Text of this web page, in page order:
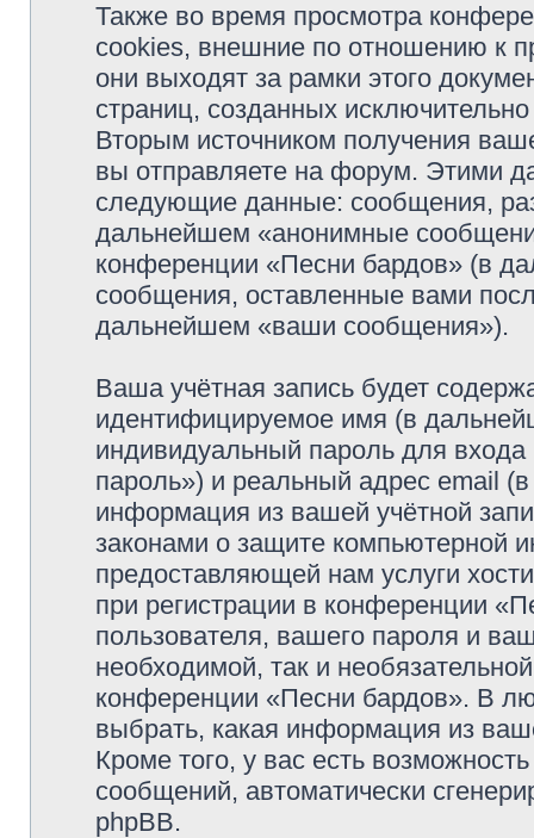
Также во время просмотра
cookies, внешние по отношению к
они выходят за рамки этого
страниц, созданных
Вторым источником получения
вы отправляете на форум. Этими
следующие данные: сообщения,
дальнейшем «анонимные
конференции «Песни бардов» (в
сообщения, оставленные вами
дальнейшем «ваши сообщения»).
Ваша учётная запись будет
идентифицируемое имя (в
индивидуальный пароль для
пароль») и реальный адрес email
информация из вашей учётной
законами о защите компьютерной
предоставляющей нам услуги
при регистрации в конференции
пользователя, вашего пароля и
необходимой, так и
конференции «Песни бардов». В
выбрать, какая информация из
Кроме того, у вас есть
сообщений, автоматически
phpBB.